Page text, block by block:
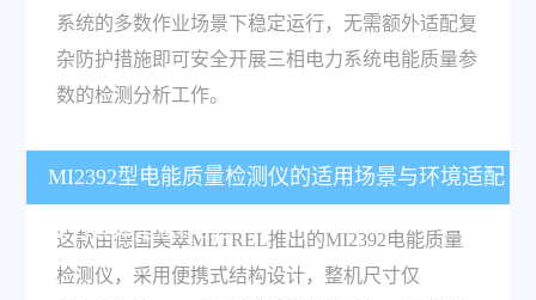
系统的多数作业场景下稳定运行，无需额外适配复
杂防护措施即可安全开展三相电力系统电能质量参
数的检测分析工作。
MI2392型电能质量检测仪的适用场景与环境适配
能力具体是怎样的？
这款由德国美翠METREL推出的MI2392电能质量
检测仪，采用便携式结构设计，整机尺寸仅